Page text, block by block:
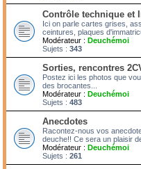
Contrôle technique et
Ici on parle cartes grises,
ceintures, plaques
Modérateur : Deuchémoi
Sujets : 343
Sorties, rencontres
Postez ici les photos que
des brocantes...
Modérateur : Deuchémoi
Sujets : 483
Anecdotes
Racontez-nous vos
deuche!! Ce sera un plaisir
Modérateur : Deuchémoi
Sujets : 261